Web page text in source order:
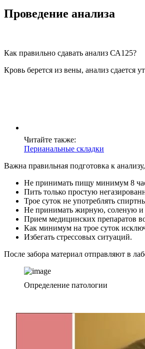
Проведение анализа
Как правильно сдавать анализ СА125?
Кровь берется из вены, анализ сдается
Читайте также:
Перианальные складки
Важна правильная подготовка к
Не принимать пищу минимум 8
Пить только простую
Трое суток не употреблять
Не принимать жирную, соленую и
Прием медицинских препаратов
Как минимум на трое суток
Избегать стрессовых ситуаций.
После забора материал отправляют в
Определение патологии